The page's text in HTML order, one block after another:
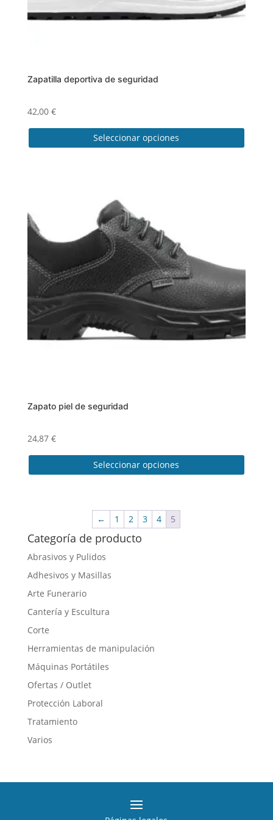
de
producto
Zapatilla deportiva de seguridad
42,00 €
Seleccionar opciones
variantes.
Las
opciones
se
pueden
elegir
en
la
página
de
Zapato piel de seguridad
24,87 €
Seleccionar opciones
variantes.
Las
se
pueden
elegir
la
página
de
← 1 2 3 4 5
Categoría de producto
Abrasivos y Pulidos
Adhesivos y Masillas
Arte Funerario
Cantería y Escultura
Corte
Herramientas de manipulación
Máquinas Portátiles
Ofertas / Outlet
Protección Laboral
Tratamiento
Varios